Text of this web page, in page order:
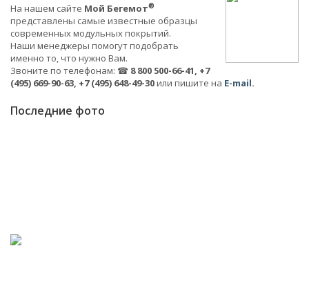
На нашем сайте Мой Бегемот®
представлены самые известные образцы
современных модульных покрытий.
Наши менеджеры помогут подобрать
именно то, что нужно Вам.
Звоните по телефонам: ☎ 8 800 500-66-41, +7
(495) 669-90-63, +7 (495) 648-49-30или пишите на E-mail.
Последние фото